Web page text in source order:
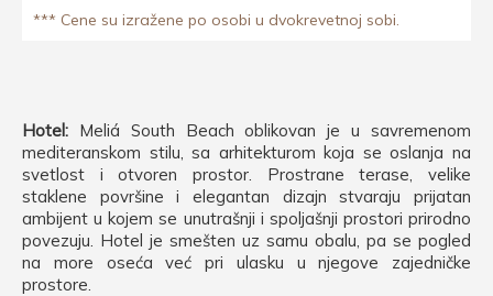
*** Cene su izražene po osobi u dvokrevetnoj sobi.
Hotel: Meliá South Beach oblikovan je u savremenom
mediteranskom stilu, sa arhitekturom koja se oslanja na
svetlost i otvoren prostor. Prostrane terase, velike
staklene površine i elegantan dizajn stvaraju prijatan
ambijent u kojem se unutrašnji i spoljašnji prostori prirodno
povezuju. Hotel je smešten uz samu obalu, pa se pogled
na more oseća već pri ulasku u njegove zajedničke
prostore.